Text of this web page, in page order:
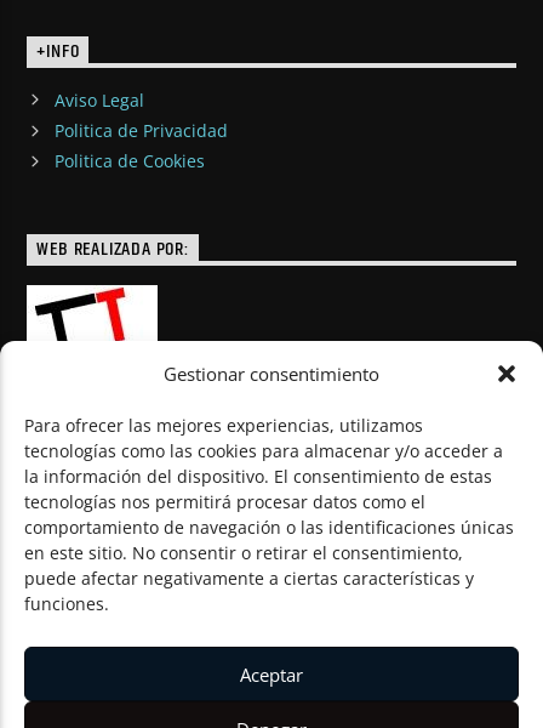
Gestionar consentimiento
Para ofrecer las mejores experiencias, utilizamos
tecnologías como las cookies para almacenar y/o acceder a
la información del dispositivo. El consentimiento de estas
tecnologías nos permitirá procesar datos como el
comportamiento de navegación o las identificaciones únicas
en este sitio. No consentir o retirar el consentimiento,
puede afectar negativamente a ciertas características y
funciones.
Aceptar
+INFO
Aviso Legal
Politica de Privacidad
Politica de Cookies
WEB REALIZADA POR:
© Todos los derechos reservados